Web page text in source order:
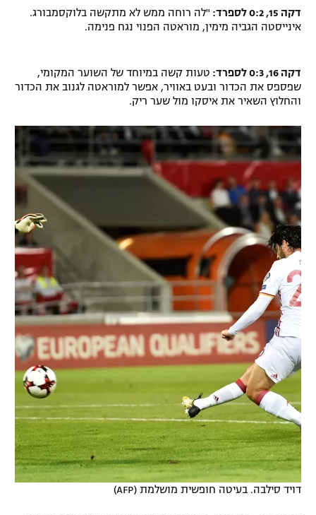
דקה 15, 0:2 לספרד:
"לה רוחה ממש לא מתקשה בלוקסמבורג.
אינייסטה הגביה מימין, מוראטה הפנוי נגח פנימה.
דקה 16, 0:3 לספרד:
טעות קשה במיוחד של השוער המקומי,
שפספס את הכדור ובעט באוויר, אפשר למוראטה לגנוב את הכדור
והחלוץ השאיר את איסקו מול שער ריק.
דויד סילבה. בעיטה חופשית מושלמת (AFP)